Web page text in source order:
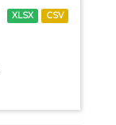
XLSX CSV